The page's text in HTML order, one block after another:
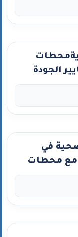
الجودة
في
مع محطات
ومضخة